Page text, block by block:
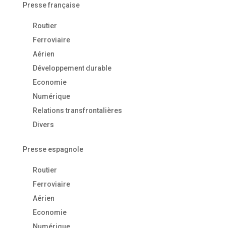
Presse française
Routier
Ferroviaire
Aérien
Développement durable
Economie
Numérique
Relations transfrontalières
Divers
Presse espagnole
Routier
Ferroviaire
Aérien
Economie